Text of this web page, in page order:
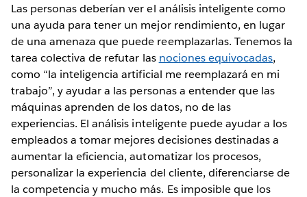
Las personas deberían ver el análisis inteligente como
una ayuda para tener un mejor rendimiento, en lugar
de una amenaza que puede reemplazarlas. Tenemos la
tarea colectiva de refutar las nociones equivocadas,
como “la inteligencia artificial me reemplazará en mi
trabajo”, y ayudar a las personas a entender que las
máquinas aprenden de los datos, no de las
experiencias. El análisis inteligente puede ayudar a los
empleados a tomar mejores decisiones destinadas a
aumentar la eficiencia, automatizar los procesos,
personalizar la experiencia del cliente, diferenciarse de
la competencia y mucho más. Es imposible que los